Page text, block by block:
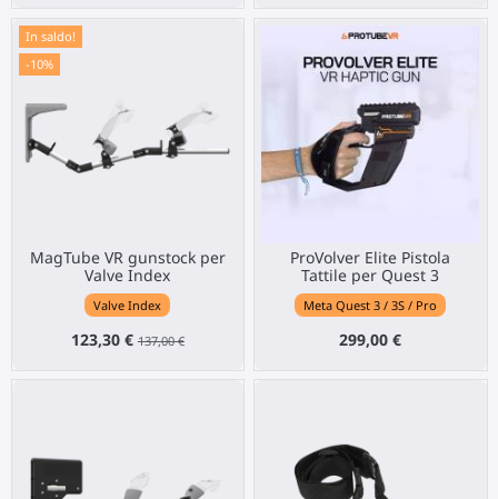
In saldo!
-10%
MagTube VR gunstock per
Valve Index
Valve Index
123,30 € 137,00 €
ProVolver Elite Pistola
Tattile per Quest 3
Meta Quest 3 / 3S / Pro
299,00 €